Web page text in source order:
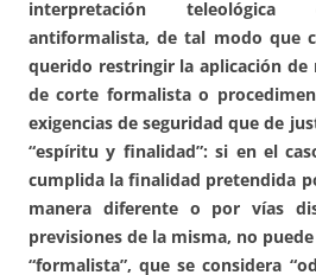
interpretación teleológica
antiformalista, de tal modo que
querido restringir la aplicación
de corte formalista o
exigencias de seguridad que de
“espíritu y finalidad”: si en el
cumplida la finalidad pretendida
manera diferente o por vías
previsiones de la misma, no puede
“formalista”, que se considera